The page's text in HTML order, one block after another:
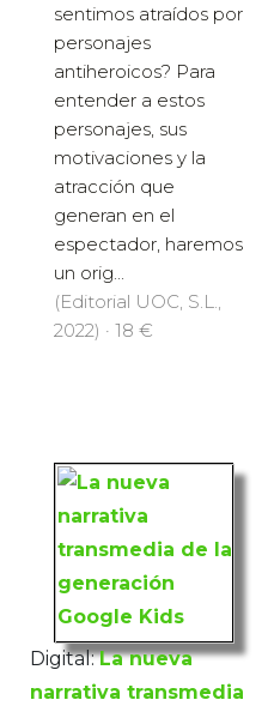
sentimos atraídos por
personajes
antiheroicos? Para
entender a estos
personajes, sus
motivaciones y la
atracción que
generan en el
espectador, haremos
un orig...
(Editorial UOC, S.L.,
2022) · 18 €
Digital: La nueva
narrativa transmedia